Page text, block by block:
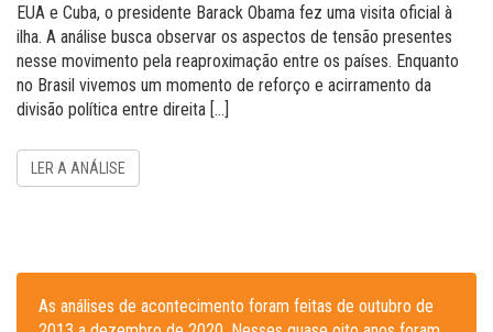
EUA e Cuba, o presidente Barack Obama fez uma visita oficial à
ilha. A análise busca observar os aspectos de tensão presentes
nesse movimento pela reaproximação entre os países. Enquanto
no Brasil vivemos um momento de reforço e acirramento da
divisão política entre direita […]
LER A ANÁLISE
As análises de acontecimento foram feitas de outubro de